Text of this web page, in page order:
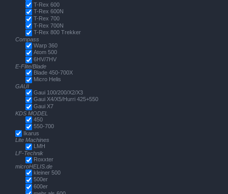
T-Rex 600
T-Rex 600N
T-Rex 700
T-Rex 700N
T-Rex 800 Trekker
Compass
Warp 360
Atom 500
6HV/7HV
E-Flite/Blade
Blade 450-700X
Micro Helis
GAUI
Gaui 100/200/X2/X3
Gaui X4/X5/Hurri 425+550
Gaui X7
KDS MODEL
450
550-700
Ikarus
Lite Machines
LMH
LF-Technik
Roxxter
microHELIS.de
kleiner 500
500er
600er